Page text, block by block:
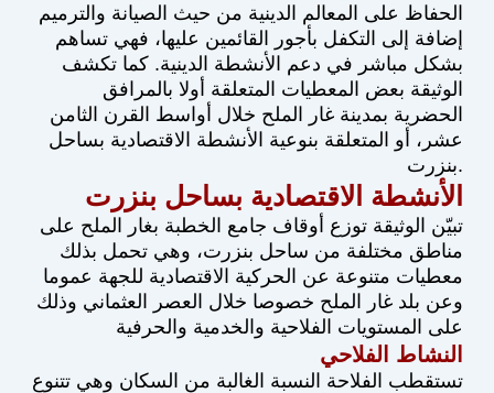
الحفاظ على المعالم الدينية من حيث الصيانة والترميم
إضافة إلى التكفل بأجور القائمين عليها، فهي تساهم
بشكل مباشر في دعم الأنشطة الدينية. كما تكشف
الوثيقة بعض المعطيات المتعلقة أولا بالمرافق
الحضرية بمدينة غار الملح خلال أواسط القرن الثامن
عشر، أو المتعلقة بنوعية الأنشطة الاقتصادية بساحل
بنزرت.
الأنشطة الاقتصادية بساحل بنزرت
تبيّن الوثيقة توزع أوقاف جامع الخطبة بغار الملح على
مناطق مختلفة من ساحل بنزرت، وهي تحمل بذلك
معطيات متنوعة عن الحركية الاقتصادية للجهة عموما
وعن بلد غار الملح خصوصا خلال العصر العثماني وذلك
على المستويات الفلاحية والخدمية والحرفية
النشاط الفلاحي
تستقطب الفلاحة النسبة الغالبة من السكان وهي تتنوع